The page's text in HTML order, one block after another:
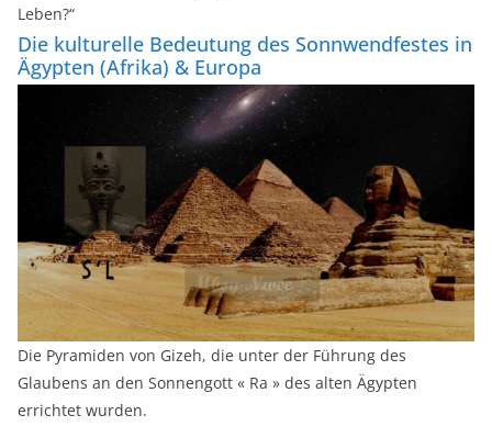
Leben?“
Die kulturelle Bedeutung des Sonnwendfestes in
Ägypten (Afrika) & Europa
Die Pyramiden von Gizeh, die unter der Führung des
Glaubens an den Sonnengott « Ra » des alten Ägypten
errichtet wurden.